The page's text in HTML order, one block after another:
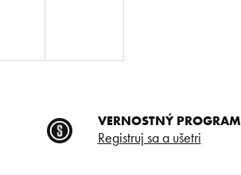
VERNOSTNÝ PROGRAM
Registruj sa a ušetri